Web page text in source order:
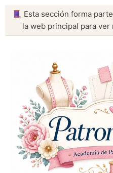
Esta sección forma
la web principal para